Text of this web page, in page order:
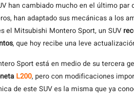
han cambiado mucho en el último
han adaptado sus mecánicas a los
el Mitsubishi Montero Sport, un SUV
, que hoy recibe una leve
Sport está en medio de su tercera
L200, pero con modificaciones
de este SUV es la misma que ya